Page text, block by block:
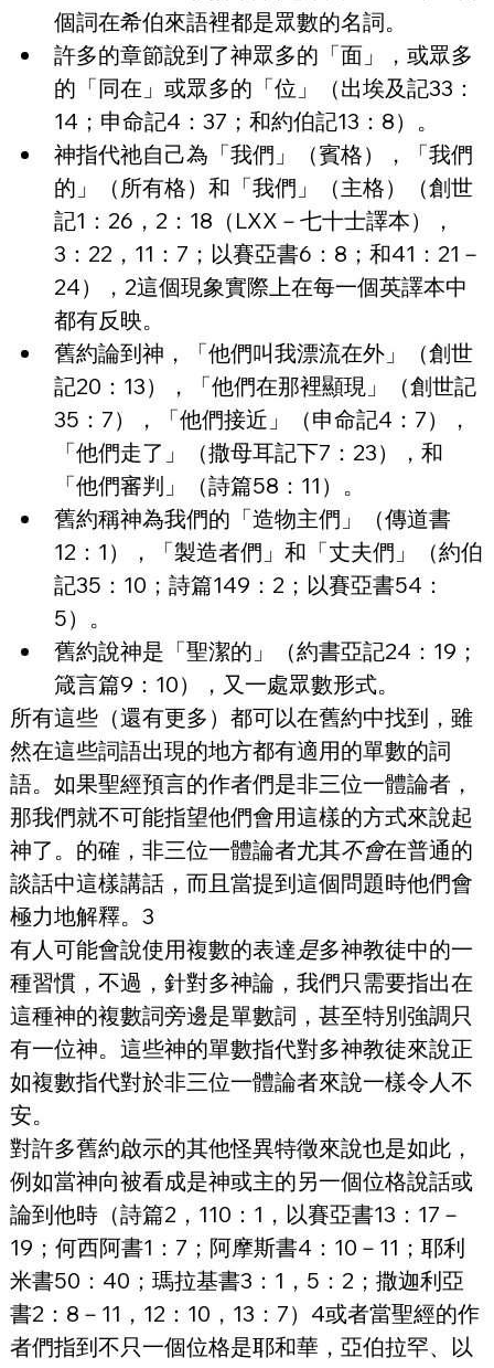
個詞在希伯來語裡都是眾數的名詞。
許多的章節說到了神眾多的「面」，或眾多
的「同在」或眾多的「位」（出埃及記33：
14；申命記4：37；和約伯記13：8）。
神指代祂自己為「我們」（賓格），「我們
的」（所有格）和「我們」（主格）（創世
記1：26，2：18（LXX－七十士譯本）
，
3：22，11：7；以賽亞書6：8；和41：21－
24），2這個現象實際上在每一個英譯本中
都有反映。
舊約論到神，「他們叫我漂流在外」（創世
記20：13），「他們在那裡顯現」（創世記
35：7），「他們接近」（申命記4：7），
「他們走了」（撒母耳記下7：23），和
「他們審判」（詩篇58：11）。
舊約稱神為我們的「造物主們」（傳道書
12：1），「製造者們」和「丈夫們」（約伯
記35：10；詩篇149：2；以賽亞書54：
5）。
舊約說神是「聖潔的」（約書亞記24：19；
箴言篇9：10），又一處眾數形式。
所有這些（還有更多）都可以在舊約中找到，雖
然在這些詞語出現的地方都有適用的單數的詞
語。如果聖經預言的作者們是非三位一體論者，
那我們就不可能指望他們會用這樣的方式來說起
神了。的確，非三位一體論者尤其不會在普通的
談話中這樣講話，而且當提到這個問題時他們會
極力地解釋。3
有人可能會說使用複數的表達是多神教徒中的一
種習慣，不過，針對多神論，我們只需要指出在
這種神的複數詞旁邊是單數詞，甚至特別強調只
有一位神。這些神的單數指代對多神教徒來說正
如複數指代對於非三位一體論者來說一樣令人不
安。
對許多舊約啟示的其他怪異特徵來說也是如此，
例如當神向被看成是神或主的另一個位格說話或
論到他時（詩篇2，110：1，以賽亞書13：17－
19；何西阿書1：7；阿摩斯書4：10－11；耶利
米書50：40；瑪拉基書3：1，5：2；撒迦利亞
書2：8－11，12：10，13：7）4或者當聖經的作
者們指到不只一個位格是耶和華，亞伯拉罕、以